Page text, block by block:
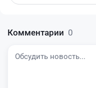
Комментарии 0